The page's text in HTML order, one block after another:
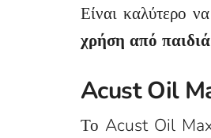
Είναι καλύτερο
χρήση από
Acust Oil
Το Acust Oil Max